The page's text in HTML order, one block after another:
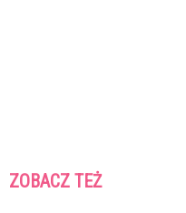
ZOBACZ TEŻ